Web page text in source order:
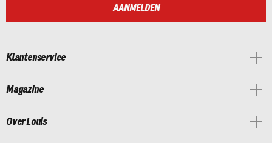
AANMELDEN
Klantenservice
Magazine
Over Louis